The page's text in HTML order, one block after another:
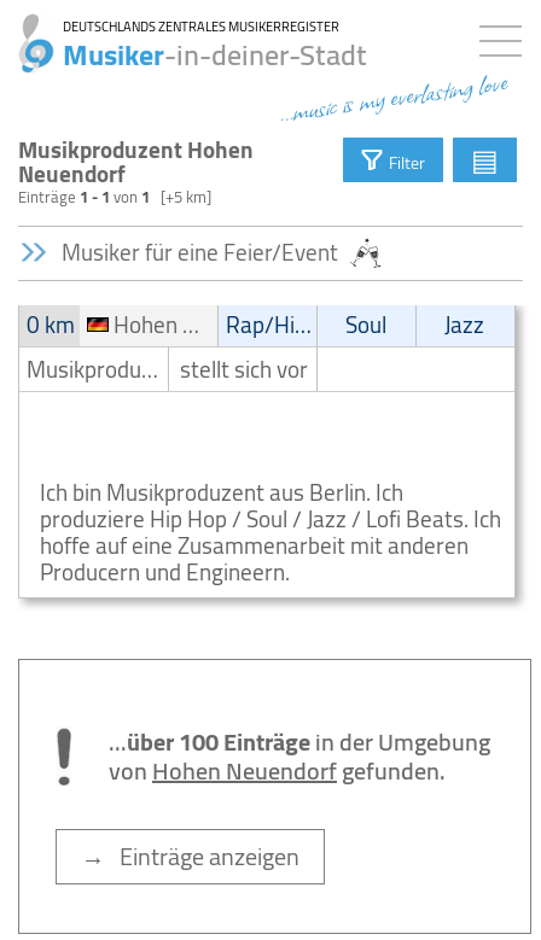
DEUTSCHLANDS ZENTRALES MUSIKERREGISTER
Musiker-in-deiner-Stadt
...music is my everlasting love
Musikproduzent Hohen
Neuendorf
Einträge 1 - 1von 1 [+5 km]
Filter ▤
Musiker für eine Feier/Event
0 km
Hohen Neuendorf Rap/Hip-Hop/RnB Soul
Jazz
Musikproduzent stellt sich vor
Ich bin Musikproduzent aus Berlin. Ich
produziere Hip Hop / Soul / Jazz / Lofi Beats. Ich
hoffe auf eine Zusammenarbeit mit anderen
Producern und Engineern.
...über 100 Einträgein der Umgebung
vonHohen Neuendorfgefunden.
→ Einträge anzeigen